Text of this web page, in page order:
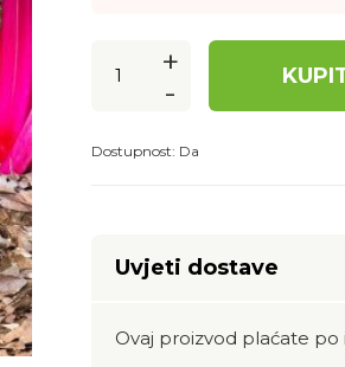
+
-
Dostupnost: Da
Uvjeti dostave
Ovaj proizvod plaćate po